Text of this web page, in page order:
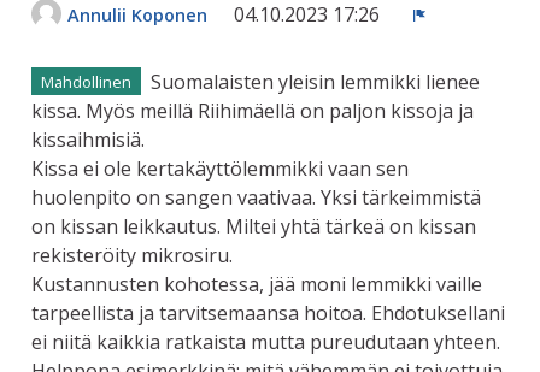
Annulii Koponen 04.10.2023 17:26
Mahdollinen
Suomalaisten yleisin lemmikki lienee
kissa. Myös meillä Riihimäellä on paljon kissoja ja
kissaihmisiä.
Kissa ei ole kertakäyttölemmikki vaan sen
huolenpito on sangen vaativaa. Yksi tärkeimmistä
on kissan leikkautus. Miltei yhtä tärkeä on kissan
rekisteröity mikrosiru.
Kustannusten kohotessa, jää moni lemmikki vaille
tarpeellista ja tarvitsemaansa hoitoa. Ehdotuksellani
ei niitä kaikkia ratkaista mutta pureudutaan yhteen.